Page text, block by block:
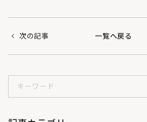
次の記事 一覧へ戻る